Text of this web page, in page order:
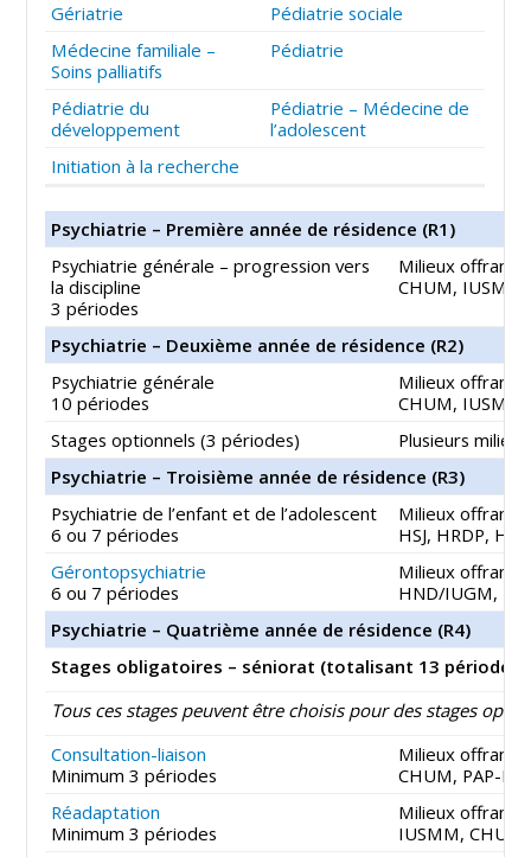
Gériatrie
Pédiatrie sociale
Médecine familiale –
Soins palliatifs
Pédiatrie
Pédiatrie du
développement
Pédiatrie – Médecine de
l’adolescent
Initiation à la recherche
Psychiatrie – Première année de résidence (R1)
Psychiatrie générale – progression vers
la discipline
3 périodes
Milieux offrant
CHUM,
Psychiatrie – Deuxième année de résidence (R2)
Psychiatrie générale
10 périodes
Milieux offrant
CHUM,
Stages optionnels (3 périodes)
Plusieurs
Psychiatrie – Troisième année de résidence (R3)
Psychiatrie de l’enfant et de l’adolescent
6 ou 7 périodes
Milieux offrant
HSJ, HRDP,
Gérontopsychiatrie
6 ou 7 périodes
Milieux offrant
HND/IUGM,
Psychiatrie – Quatrième année de résidence (R4)
Stages obligatoires – séniorat (totalisant 13 périodes)
Tous ces stages peuvent être choisis pour des stages
Consultation-liaison
Minimum 3 périodes
Milieux offrant
CHUM, PAP-
Réadaptation
Minimum 3 périodes
Milieux offrant
IUSMM,